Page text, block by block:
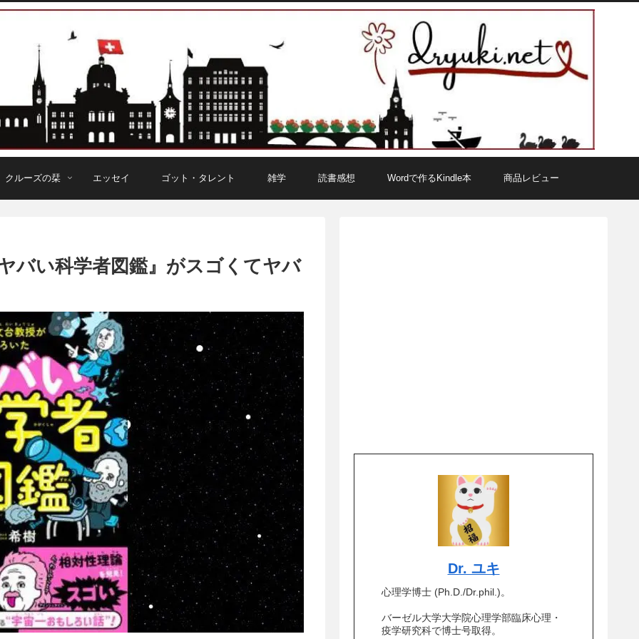
クルーズの栞 エッセイ ゴット・タレント 雑学 読書感想 Wordで作るKindle本 商品レビュー
バい科学者図鑑』がスゴくてヤバ
Dr. ユキ
心理学博士 (Ph.D./Dr.phil.)。
バーゼル大学大学院心理学部臨床心理・
疫学研究科で博士号取得。